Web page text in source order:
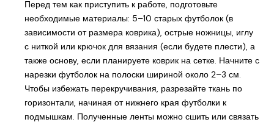
Перед тем как приступить к работе, подготовьте
необходимые материалы: 5–10 старых футболок (в
зависимости от размера коврика), острые ножницы, иглу
с ниткой или крючок для вязания (если будете плести), а
также основу, если планируете коврик на сетке. Начните с
нарезки футболок на полоски шириной около 2–3 см.
Чтобы избежать перекручивания, разрезайте ткань по
горизонтали, начиная от нижнего края футболки к
подмышкам. Полученные ленты можно сшить или связать